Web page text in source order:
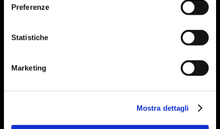
Preferenze
Statistiche
Marketing
Mostra dettagli